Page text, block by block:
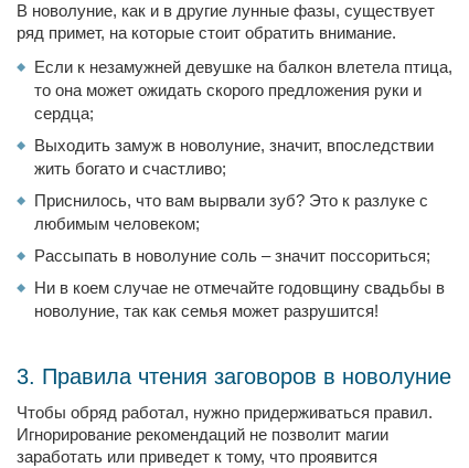
В новолуние, как и в другие лунные фазы, существует
ряд примет, на которые стоит обратить внимание.
Если к незамужней девушке на балкон влетела птица,
то она может ожидать скорого предложения руки и
сердца;
Выходить замуж в новолуние, значит, впоследствии
жить богато и счастливо;
Приснилось, что вам вырвали зуб? Это к разлуке с
любимым человеком;
Рассыпать в новолуние соль – значит поссориться;
Ни в коем случае не отмечайте годовщину свадьбы в
новолуние, так как семья может разрушится!
3. Правила чтения заговоров в новолуние
Чтобы обряд работал, нужно придерживаться правил.
Игнорирование рекомендаций не позволит магии
заработать или приведет к тому, что проявится